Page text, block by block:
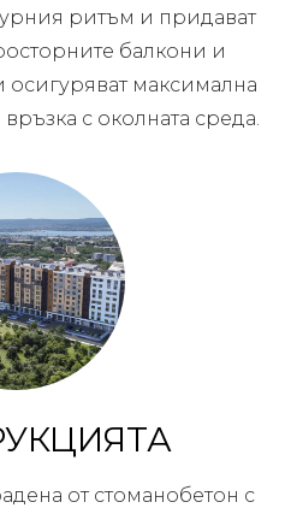
ритъм и придават
балкони и
максимална
с околната среда.
от стоманобетон с